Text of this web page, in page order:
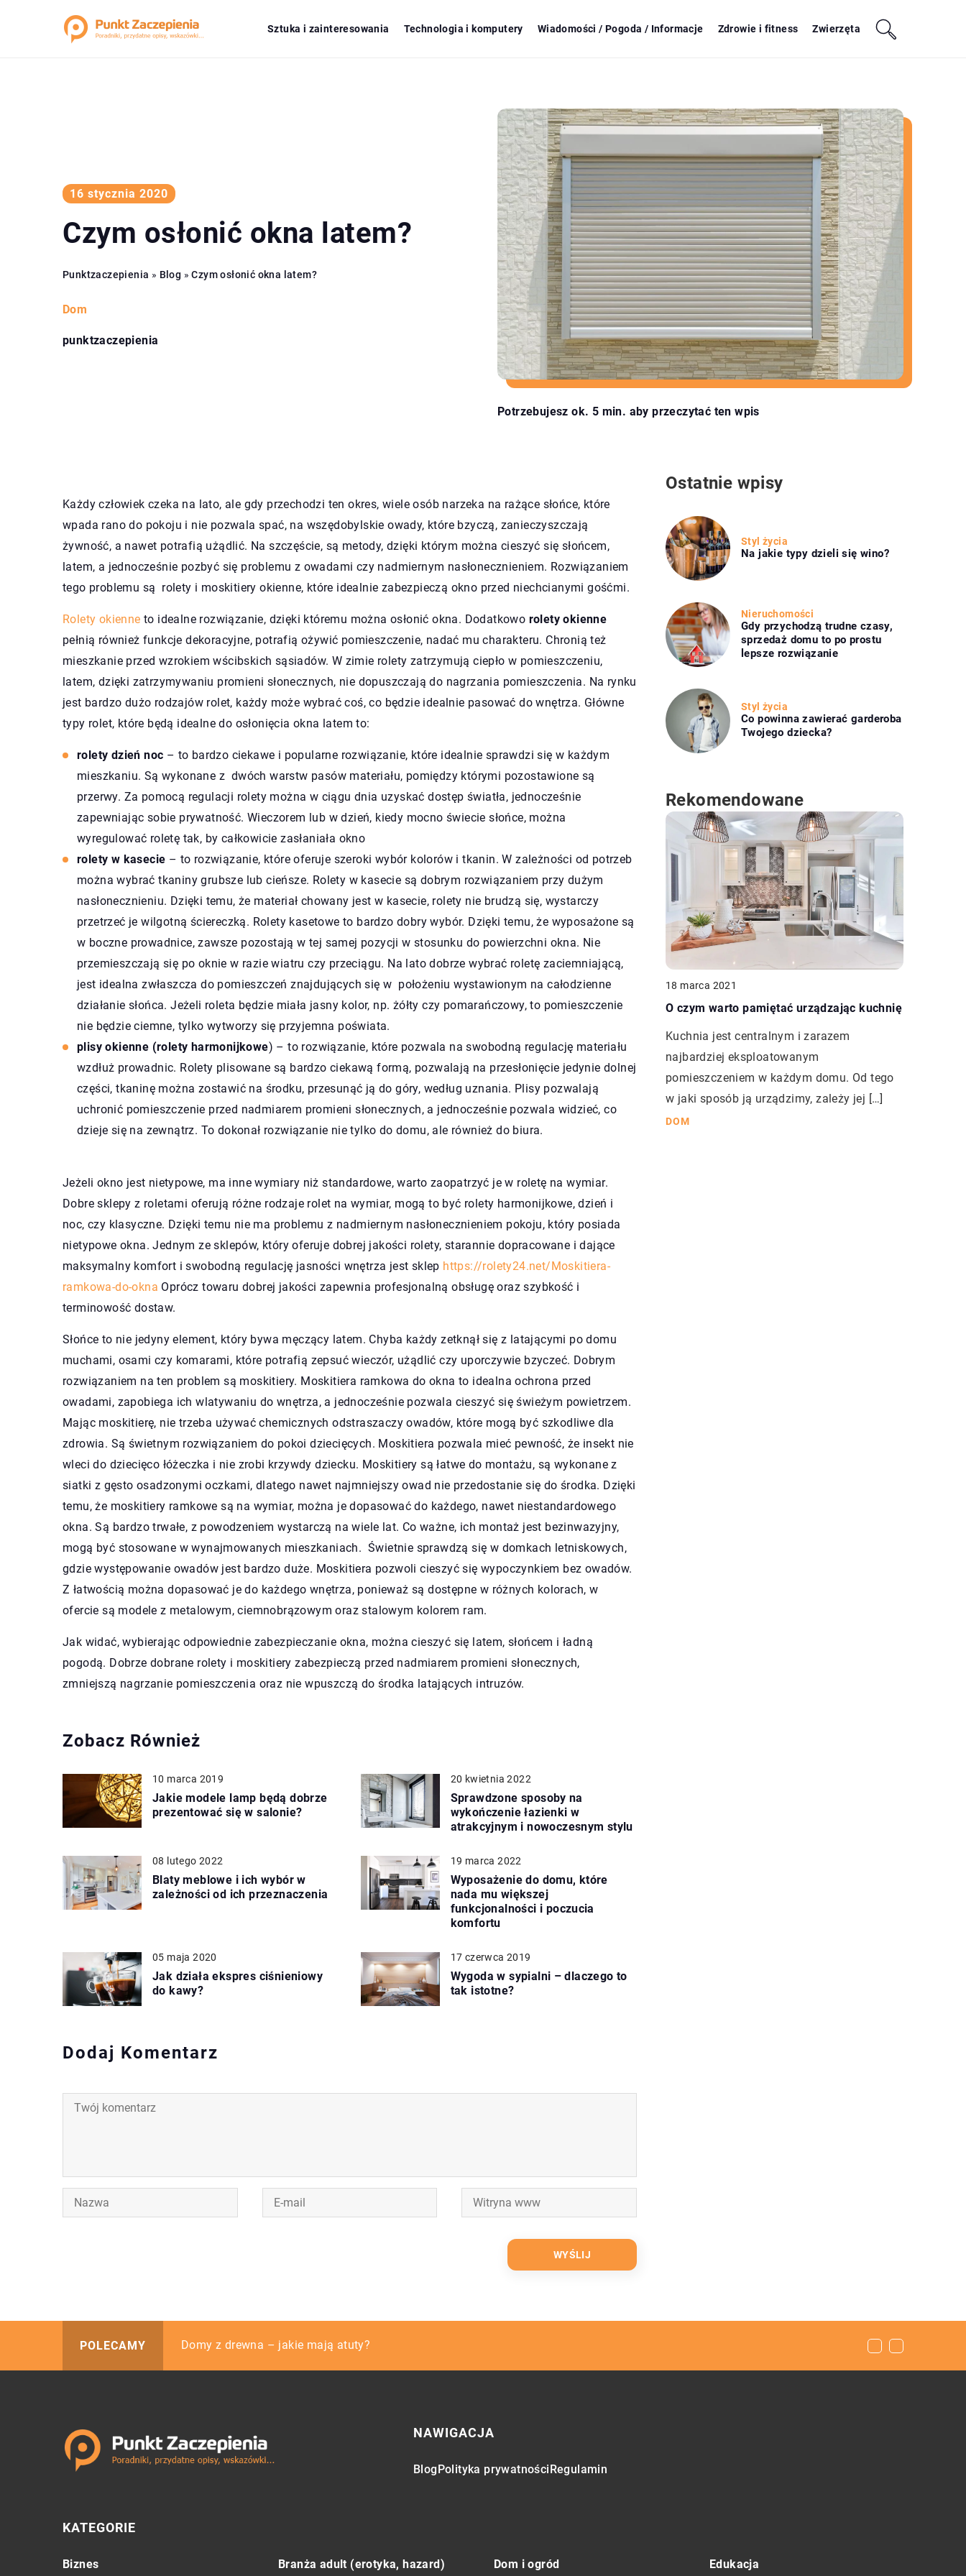
Sztuka i zainteresowania Technologia i komputery Wiadomości / Pogoda / Informacje Zdrowie i fitness Zwierzęta
16 stycznia 2020
Czym osłonić okna latem?
Punktzaczepienia » Blog »Czym osłonić okna latem?
Dom
punktzaczepienia
Potrzebujesz ok. 5 min. aby przeczytać ten wpis
Każdy człowiek czeka na lato, ale gdy przechodzi ten okres, wiele osób narzeka na rażące słońce, które
wpada rano do pokoju i nie pozwala spać, na wszędobylskie owady, które bzyczą, zanieczyszczają
żywność, a nawet potrafią użądlić. Na szczęście, są metody, dzięki którym można cieszyć się słońcem,
latem, a jednocześnie pozbyć się problemu z owadami czy nadmiernym nasłonecznieniem. Rozwiązaniem
tego problemu są rolety i moskitiery okienne, które idealnie zabezpieczą okno przed niechcianymi gośćmi.
Rolety okienne to idealne rozwiązanie, dzięki któremu można osłonić okna. Dodatkowo rolety okienne
pełnią również funkcje dekoracyjne, potrafią ożywić pomieszczenie, nadać mu charakteru. Chronią też
mieszkanie przed wzrokiem wścibskich sąsiadów. W zimie rolety zatrzymują ciepło w pomieszczeniu,
latem, dzięki zatrzymywaniu promieni słonecznych, nie dopuszczają do nagrzania pomieszczenia. Na rynku
jest bardzo dużo rodzajów rolet, każdy może wybrać coś, co będzie idealnie pasować do wnętrza. Główne
typy rolet, które będą idealne do osłonięcia okna latem to:
rolety dzień noc – to bardzo ciekawe i popularne rozwiązanie, które idealnie sprawdzi się w każdym
mieszkaniu. Są wykonane z dwóch warstw pasów materiału, pomiędzy którymi pozostawione są
przerwy. Za pomocą regulacji rolety można w ciągu dnia uzyskać dostęp światła, jednocześnie
zapewniając sobie prywatność. Wieczorem lub w dzień, kiedy mocno świecie słońce, można
wyregulować roletę tak, by całkowicie zasłaniała okno
rolety w kasecie – to rozwiązanie, które oferuje szeroki wybór kolorów i tkanin. W zależności od potrzeb
można wybrać tkaniny grubsze lub cieńsze. Rolety w kasecie są dobrym rozwiązaniem przy dużym
nasłonecznieniu. Dzięki temu, że materiał chowany jest w kasecie, rolety nie brudzą się, wystarczy
przetrzeć je wilgotną ściereczką. Rolety kasetowe to bardzo dobry wybór. Dzięki temu, że wyposażone są
w boczne prowadnice, zawsze pozostają w tej samej pozycji w stosunku do powierzchni okna. Nie
przemieszczają się po oknie w razie wiatru czy przeciągu. Na lato dobrze wybrać roletę zaciemniającą,
jest idealna zwłaszcza do pomieszczeń znajdujących się w położeniu wystawionym na całodzienne
działanie słońca. Jeżeli roleta będzie miała jasny kolor, np. żółty czy pomarańczowy, to pomieszczenie
nie będzie ciemne, tylko wytworzy się przyjemna poświata.
plisy okienne (rolety harmonijkowe) – to rozwiązanie, które pozwala na swobodną regulację materiału
wzdłuż prowadnic. Rolety plisowane są bardzo ciekawą formą, pozwalają na przesłonięcie jedynie dolnej
części, tkaninę można zostawić na środku, przesunąć ją do góry, według uznania. Plisy pozwalają
uchronić pomieszczenie przed nadmiarem promieni słonecznych, a jednocześnie pozwala widzieć, co
dzieje się na zewnątrz. To dokonał rozwiązanie nie tylko do domu, ale również do biura.
Jeżeli okno jest nietypowe, ma inne wymiary niż standardowe, warto zaopatrzyć je w roletę na wymiar.
Dobre sklepy z roletami oferują różne rodzaje rolet na wymiar, mogą to być rolety harmonijkowe, dzień i
noc, czy klasyczne. Dzięki temu nie ma problemu z nadmiernym nasłonecznieniem pokoju, który posiada
nietypowe okna. Jednym ze sklepów, który oferuje dobrej jakości rolety, starannie dopracowane i dające
maksymalny komfort i swobodną regulację jasności wnętrza jest sklep https://rolety24.net/Moskitiera-
ramkowa-do-okna Oprócz towaru dobrej jakości zapewnia profesjonalną obsługę oraz szybkość i
terminowość dostaw.
Słońce to nie jedyny element, który bywa męczący latem. Chyba każdy zetknął się z latającymi po domu
muchami, osami czy komarami, które potrafią zepsuć wieczór, użądlić czy uporczywie bzyczeć. Dobrym
rozwiązaniem na ten problem są moskitiery. Moskitiera ramkowa do okna to idealna ochrona przed
owadami, zapobiega ich wlatywaniu do wnętrza, a jednocześnie pozwala cieszyć się świeżym powietrzem.
Mając moskitierę, nie trzeba używać chemicznych odstraszaczy owadów, które mogą być szkodliwe dla
zdrowia. Są świetnym rozwiązaniem do pokoi dziecięcych. Moskitiera pozwala mieć pewność, że insekt nie
wleci do dziecięco łóżeczka i nie zrobi krzywdy dziecku. Moskitiery są łatwe do montażu, są wykonane z
siatki z gęsto osadzonymi oczkami, dlatego nawet najmniejszy owad nie przedostanie się do środka. Dzięki
temu, że moskitiery ramkowe są na wymiar, można je dopasować do każdego, nawet niestandardowego
okna. Są bardzo trwałe, z powodzeniem wystarczą na wiele lat. Co ważne, ich montaż jest bezinwazyjny,
mogą być stosowane w wynajmowanych mieszkaniach. Świetnie sprawdzą się w domkach letniskowych,
gdzie występowanie owadów jest bardzo duże. Moskitiera pozwoli cieszyć się wypoczynkiem bez owadów.
Z łatwością można dopasować je do każdego wnętrza, ponieważ są dostępne w różnych kolorach, w
ofercie są modele z metalowym, ciemnobrązowym oraz stalowym kolorem ram.
Jak widać, wybierając odpowiednie zabezpieczanie okna, można cieszyć się latem, słońcem i ładną
pogodą. Dobrze dobrane rolety i moskitiery zabezpieczą przed nadmiarem promieni słonecznych,
zmniejszą nagrzanie pomieszczenia oraz nie wpuszczą do środka latających intruzów.
Zobacz Również
10 marca 2019
Jakie modele lamp będą dobrze
prezentować się w salonie?
20 kwietnia 2022
Sprawdzone sposoby na
wykończenie łazienki w
atrakcyjnym i nowoczesnym stylu
08 lutego 2022
Blaty meblowe i ich wybór w
zależności od ich przeznaczenia
19 marca 2022
Wyposażenie do domu, które
nada mu większej
funkcjonalności i poczucia
komfortu
05 maja 2020
Jak działa ekspres ciśnieniowy
do kawy?
17 czerwca 2019
Wygoda w sypialni – dlaczego to
tak istotne?
Dodaj Komentarz
Ostatnie wpisy
Styl życia
Na jakie typy dzieli się wino?
Nieruchomości
Gdy przychodzą trudne czasy,
sprzedaż domu to po prostu
lepsze rozwiązanie
Styl życia
Co powinna zawierać garderoba
Twojego dziecka?
Rekomendowane
18 marca 2021
O czym warto pamiętać urządzając kuchnię
Kuchnia jest centralnym i zarazem
najbardziej eksploatowanym
pomieszczeniem w każdym domu. Od tego
w jaki sposób ją urządzimy, zależy jej […]
DOM
POLECAMY W jaki sposób należy dbać o motocykle?
Domy z drewna – jakie mają atuty?
Jak pozbyć się nadmiaru rzeczy ze strychu?
NAWIGACJA
BlogPolityka prywatnościRegulamin
KATEGORIE
Biznes Branża adult (erotyka, hazard) Dom i ogród Edukacja